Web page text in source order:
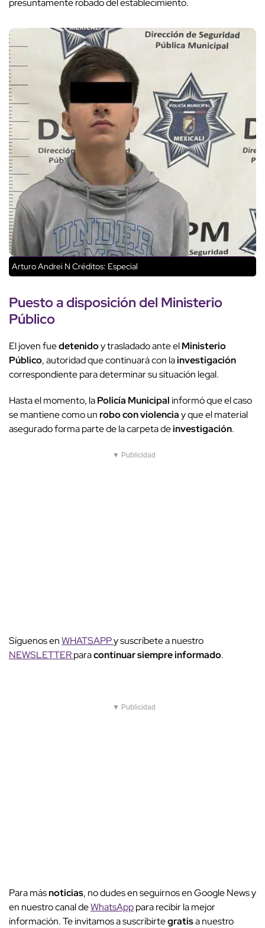
presuntamente robado del establecimiento.
Arturo Andrei N Créditos: Especial
Puesto a disposición del Ministerio
Público
El joven fuedetenidoy trasladado ante elMinisterio
Público, autoridad que continuará con lainvestigación
correspondiente para determinar su situación legal.
Hasta el momento, laPolicía Municipalinformó que el caso
se mantiene como unrobo con violenciay que el material
asegurado forma parte de la carpeta deinvestigación.
▼ Publicidad
Síguenos enWHATSAPPy suscríbete a nuestro
NEWSLETTERparacontinuar siempre informado.
▼ Publicidad
Para másnoticias, no dudes en seguirnos en Google News y
en nuestro canal deWhatsApppara recibir la mejor
información. Te invitamos a suscribirtegratisa nuestro